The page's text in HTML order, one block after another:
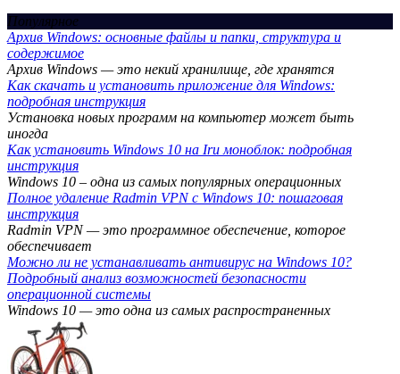
Популярное
Архив Windows: основные файлы и папки, структура и
содержимое
Архив Windows — это некий хранилище, где хранятся
Как скачать и установить приложение для Windows:
подробная инструкция
Установка новых программ на компьютер может быть
иногда
Как установить Windows 10 на Iru моноблок: подробная
инструкция
Windows 10 – одна из самых популярных операционных
Полное удаление Radmin VPN с Windows 10: пошаговая
инструкция
Radmin VPN — это программное обеспечение, которое
обеспечивает
Можно ли не устанавливать антивирус на Windows 10?
Подробный анализ возможностей безопасности
операционной системы
Windows 10 — это одна из самых распространенных